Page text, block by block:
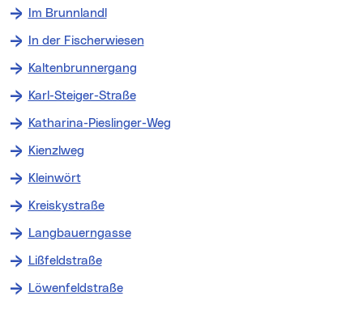
Im Brunnlandl
In der Fischerwiesen
Kaltenbrunnergang
Karl-Steiger-Straße
Katharina-Pieslinger-Weg
Kienzlweg
Kleinwört
Kreiskystraße
Langbauerngasse
Lißfeldstraße
Löwenfeldstraße